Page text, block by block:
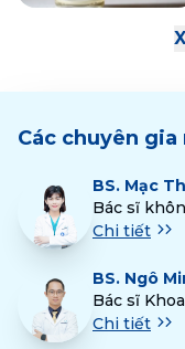
Các chuyên gia
BS. Mạc
Bác sĩ
Chi tiết
BS. Ngô
Bác sĩ
Chi tiết